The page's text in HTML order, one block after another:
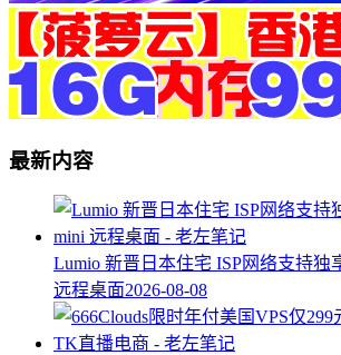
最新内容
Lumio 新晋日本住宅 ISP网络支持独
远程桌面2026-08-08